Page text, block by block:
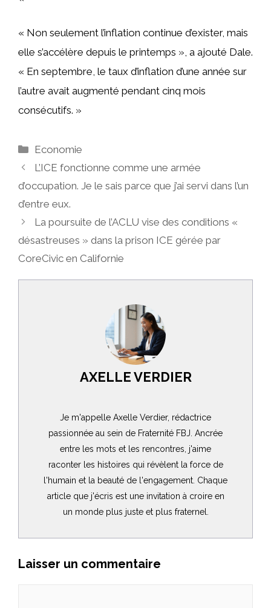
« Non seulement l’inflation continue d’exister, mais
elle s’accélère depuis le printemps », a ajouté Dale.
« En septembre, le taux d’inflation d’une année sur
l’autre avait augmenté pendant cinq mois
consécutifs. »
Catégories
Economie
L’ICE fonctionne comme une armée
d’occupation. Je le sais parce que j’ai servi dans l’un
d’entre eux.
La poursuite de l’ACLU vise des conditions «
désastreuses » dans la prison ICE gérée par
CoreCivic en Californie
AXELLE VERDIER
Je m'appelle Axelle Verdier, rédactrice
passionnée au sein de Fraternité FBJ. Ancrée
entre les mots et les rencontres, j'aime
raconter les histoires qui révèlent la force de
l'humain et la beauté de l'engagement. Chaque
article que j'écris est une invitation à croire en
un monde plus juste et plus fraternel.
Laisser un commentaire